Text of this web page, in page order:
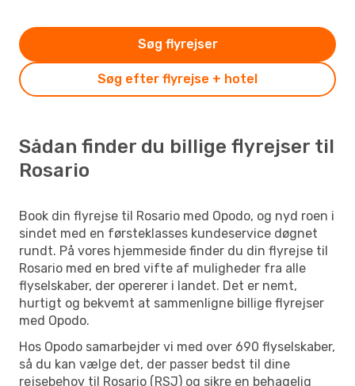
Søg efter flyrejse + hotel
Søg flyrejser
Sådan finder du billige flyrejser til
Rosario
Book din flyrejse til Rosario med Opodo, og nyd roen i
sindet med en førsteklasses kundeservice døgnet
rundt. På vores hjemmeside finder du din flyrejse til
Rosario med en bred vifte af muligheder fra alle
flyselskaber, der opererer i landet. Det er nemt,
hurtigt og bekvemt at sammenligne billige flyrejser
med Opodo.
Hos Opodo samarbejder vi med over 690 flyselskaber,
så du kan vælge det, der passer bedst til dine
rejsebehov til Rosario (RSJ) og sikre en behagelig